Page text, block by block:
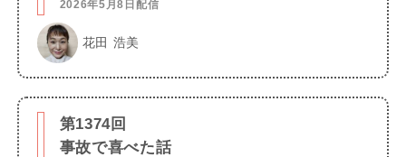
2026年5月8日配信
花田 浩美
第1374回
事故で喜べた話